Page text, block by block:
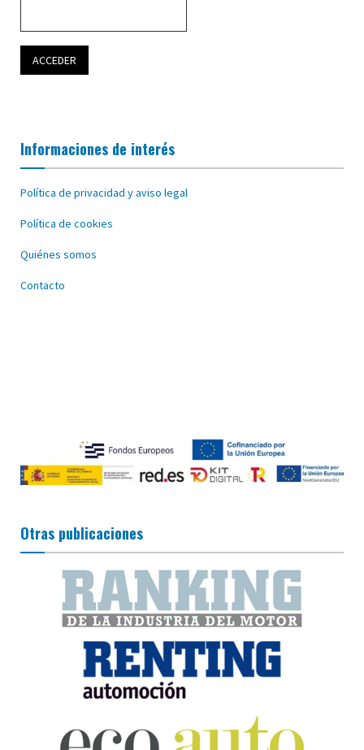
Informaciones de interés
Política de privacidad y aviso legal
Política de cookies
Quiénes somos
Contacto
Otras publicaciones